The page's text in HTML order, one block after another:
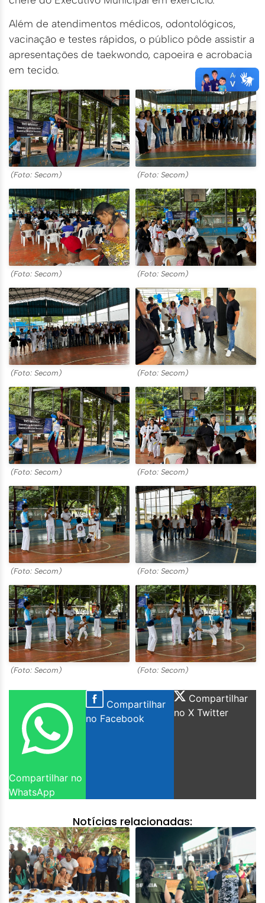
Além de atendimentos médicos, odontológicos,
vacinação e testes rápidos, o público pôde assistir a
apresentações de taekwondo, capoeira e acrobacia
em tecido.
(Foto: Secom) (Foto: Secom)
(Foto: Secom) (Foto: Secom)
(Foto: Secom) (Foto: Secom)
(Foto: Secom) (Foto: Secom)
(Foto: Secom) (Foto: Secom)
(Foto: Secom) (Foto: Secom)
Compartilhar no
WhatsApp
Compartilhar
no Facebook
Compartilhar
no X Twitter
Notícias relacionadas: